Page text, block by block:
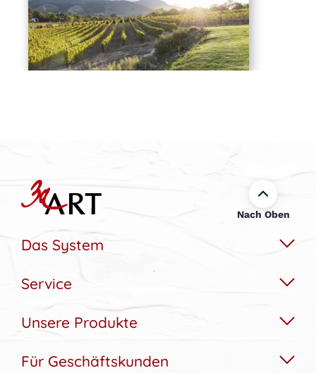
Nach Oben
Das System
Das Wechselbildsystem
Nachhaltigkeit
Bildergalerie
Service
Hilfe & Kontakt
Unsere Produkte
Akustikbilder
Für Geschäftskunden